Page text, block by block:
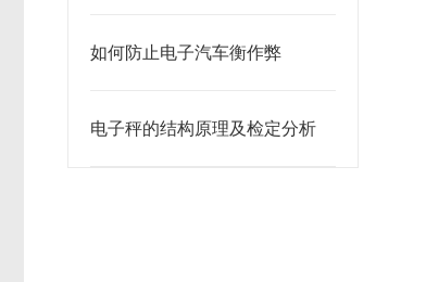
如何防止电子汽车衡作弊
电子秤的结构原理及检定分析